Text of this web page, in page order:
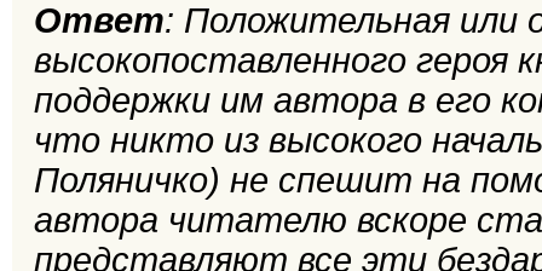
Ответ: Положительная или
высокопоставленного героя
поддержки им автора в его
что никто из высокого
Поляничко) не спешит на
автора читателю вскоре
представляют все эти